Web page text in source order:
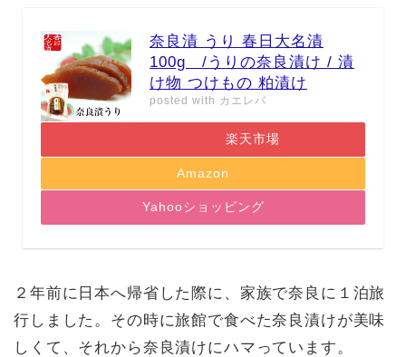
奈良漬 うり 春日大名漬
100g /うりの奈良漬け / 漬
け物 つけもの 粕漬け
posted with カエレバ
楽天市場
Amazon
Yahooショッピング
２年前に日本へ帰省した際に、家族で奈良に１泊旅
行しました。その時に旅館で食べた奈良漬けが美味
しくて、それから奈良漬けにハマっています。